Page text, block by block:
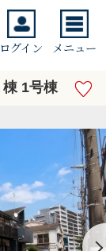
ログイン メニュー
1号棟